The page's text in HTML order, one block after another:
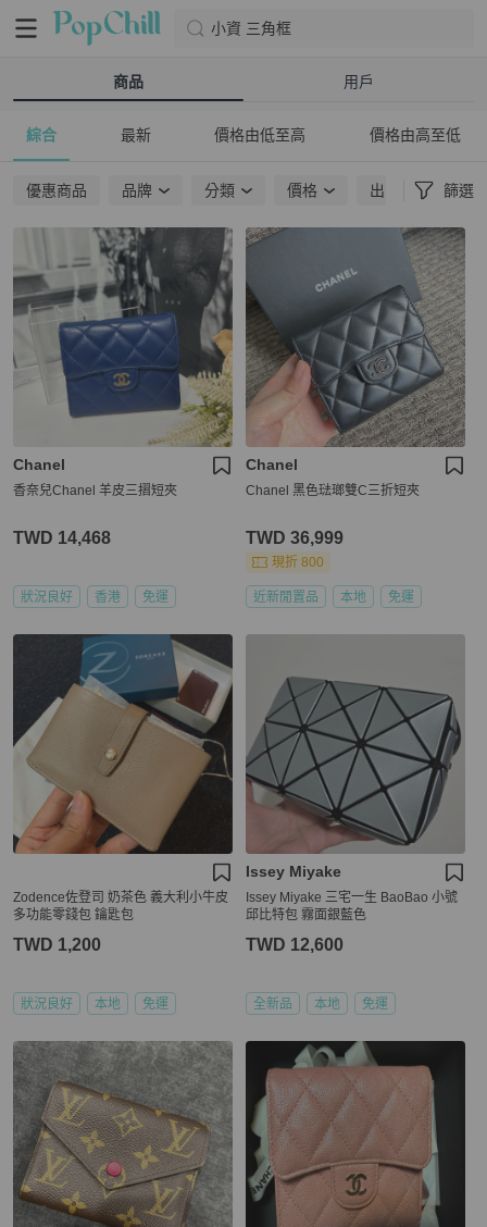
小資 三角框
商品 用戶
綜合 最新 價格由低至高 價格由高至低
優惠商品 品牌 分類 價格 出貨地點 篩選
Chanel
香奈兒Chanel 羊皮三摺短夾
TWD 14,468
狀況良好 香港 免運
Chanel
Chanel 黑色琺瑯雙C三折短夾
TWD 36,999
現折 800
近新閒置品 本地 免運
Zodence佐登司 奶茶色 義大利小牛皮
多功能零錢包 鑰匙包
TWD 1,200
狀況良好 本地 免運
Issey Miyake
Issey Miyake 三宅一生 BaoBao 小號
邱比特包 霧面銀藍色
TWD 12,600
全新品 本地 免運